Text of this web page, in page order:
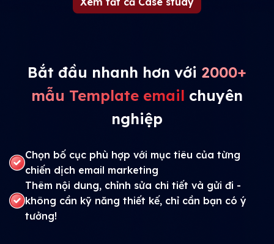
Bắt đầu nhanh hơn với 2000+
mẫu Template email chuyên
nghiệp
Chọn bố cục phù hợp với mục tiêu của từng
chiến dịch email marketing
Thêm nội dung, chỉnh sửa chi tiết và gửi đi -
không cần kỹ năng thiết kế, chỉ cần bạn có ý
tưởng!